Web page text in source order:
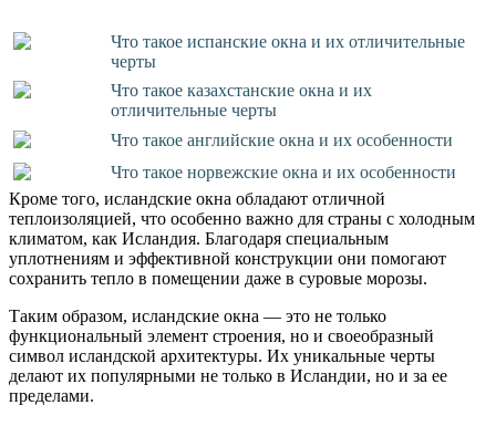
Что такое испанские окна и их отличительные
черты
Что такое казахстанские окна и их
отличительные черты
Что такое английские окна и их особенности
Что такое норвежские окна и их особенности
Кроме того, исландские окна обладают отличной
теплоизоляцией, что особенно важно для страны с холодным
климатом, как Исландия. Благодаря специальным
уплотнениям и эффективной конструкции они помогают
сохранить тепло в помещении даже в суровые морозы.
Таким образом, исландские окна — это не только
функциональный элемент строения, но и своеобразный
символ исландской архитектуры. Их уникальные черты
делают их популярными не только в Исландии, но и за ее
пределами.